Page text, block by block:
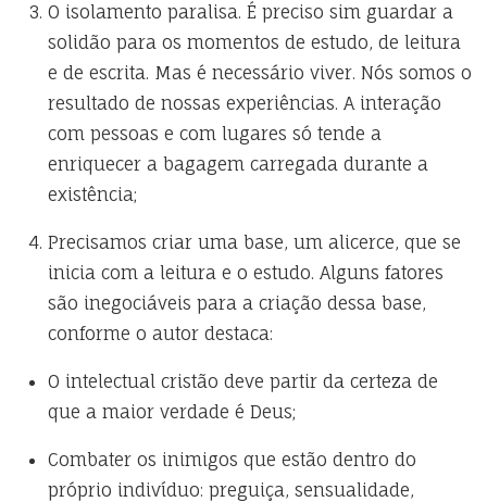
O isolamento paralisa. É preciso sim guardar a
solidão para os momentos de estudo, de leitura
e de escrita. Mas é necessário viver. Nós somos o
resultado de nossas experiências. A interação
com pessoas e com lugares só tende a
enriquecer a bagagem carregada durante a
existência;
Precisamos criar uma base, um alicerce, que se
inicia com a leitura e o estudo. Alguns fatores
são inegociáveis para a criação dessa base,
conforme o autor destaca:
O intelectual cristão deve partir da certeza de
que a maior verdade é Deus;
Combater os inimigos que estão dentro do
próprio indivíduo: preguiça, sensualidade,